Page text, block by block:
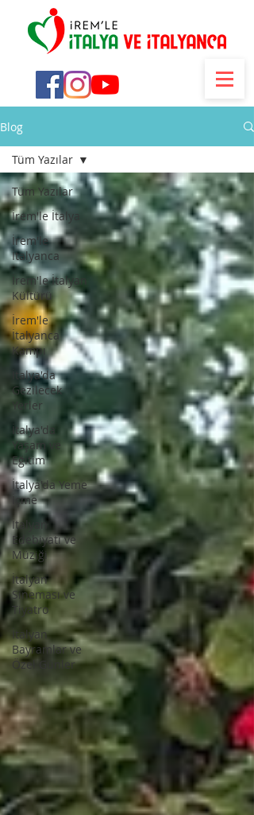
Blog
Tüm Yazılar
İrem'le İtalya
İrem'le
İtalyanca
İrem'le İtalyan
Kültürü
İrem'le
İtalyanca
Kampı
İtalya'da
Gezilecek
Yerler
İtalya'da
Yaşam ve
Eğitim
İtalya'da Yeme
İçme
İtalyan
Edebiyatı ve
Müziği
İtalyan
Sineması ve
Tiyatro
İtalyan
Bayramlar ve
Özel Günler
Tüm Yazılar